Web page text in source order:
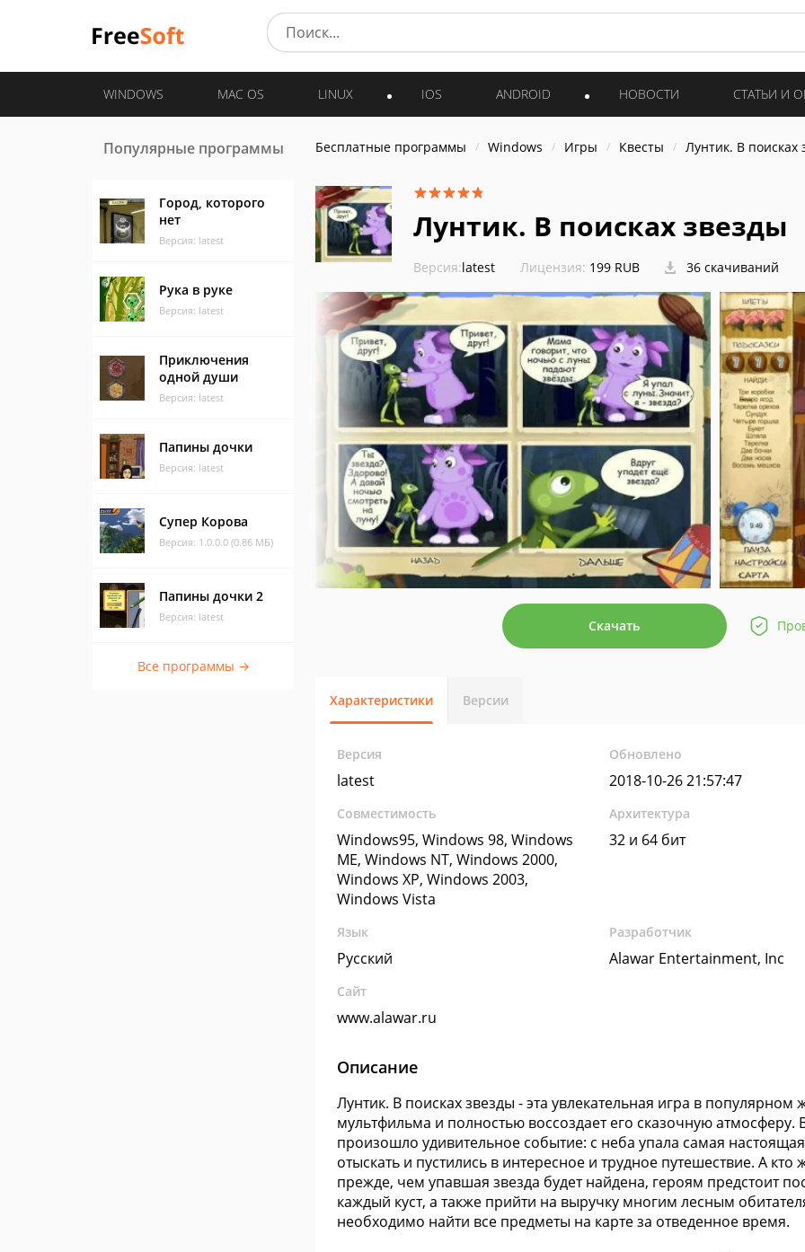
WINDOWS MAC OS LINUX IOS ANDROID НОВОСТИ СТАТЬИ И
Популярные программы
Город, которого
нет
Версия: latest
Рука в руке
Версия: latest
Приключения
одной души
Версия: latest
Папины дочки
Версия: latest
Супер Корова
Версия: 1.0.0.0 (0.86 МБ)
Папины дочки 2
Версия: latest
Все программы →
Бесплатные программы Windows Игры Квесты Лунтик. В поисках
Лунтик. В поисках звезды
Версия:latest Лицензия: 199 RUB 36 скачиваний
Скачать
Характеристики Версии
Версия
latest
Обновлено
2018-10-26 21:57:47
Совместимость
Windows95, Windows 98, Windows
ME, Windows NT, Windows 2000,
Windows XP, Windows 2003,
Windows Vista
Архитектура
32 и 64 бит
Язык
Русский
Разработчик
Alawar Entertainment, Inc
Сайт
www.alawar.ru
Описание
Лунтик. В поисках звезды - эта увлекательная игра в
мультфильма и полностью воссоздает его сказочную атмосферу.
произошло удивительное событие: с неба упала самая
отыскать и пустились в интересное и трудное путешествие. А
прежде, чем упавшая звезда будет найдена, героям предстоит
каждый куст, а также прийти на выручку многим лесным
необходимо найти все предметы на карте за отведенное время.